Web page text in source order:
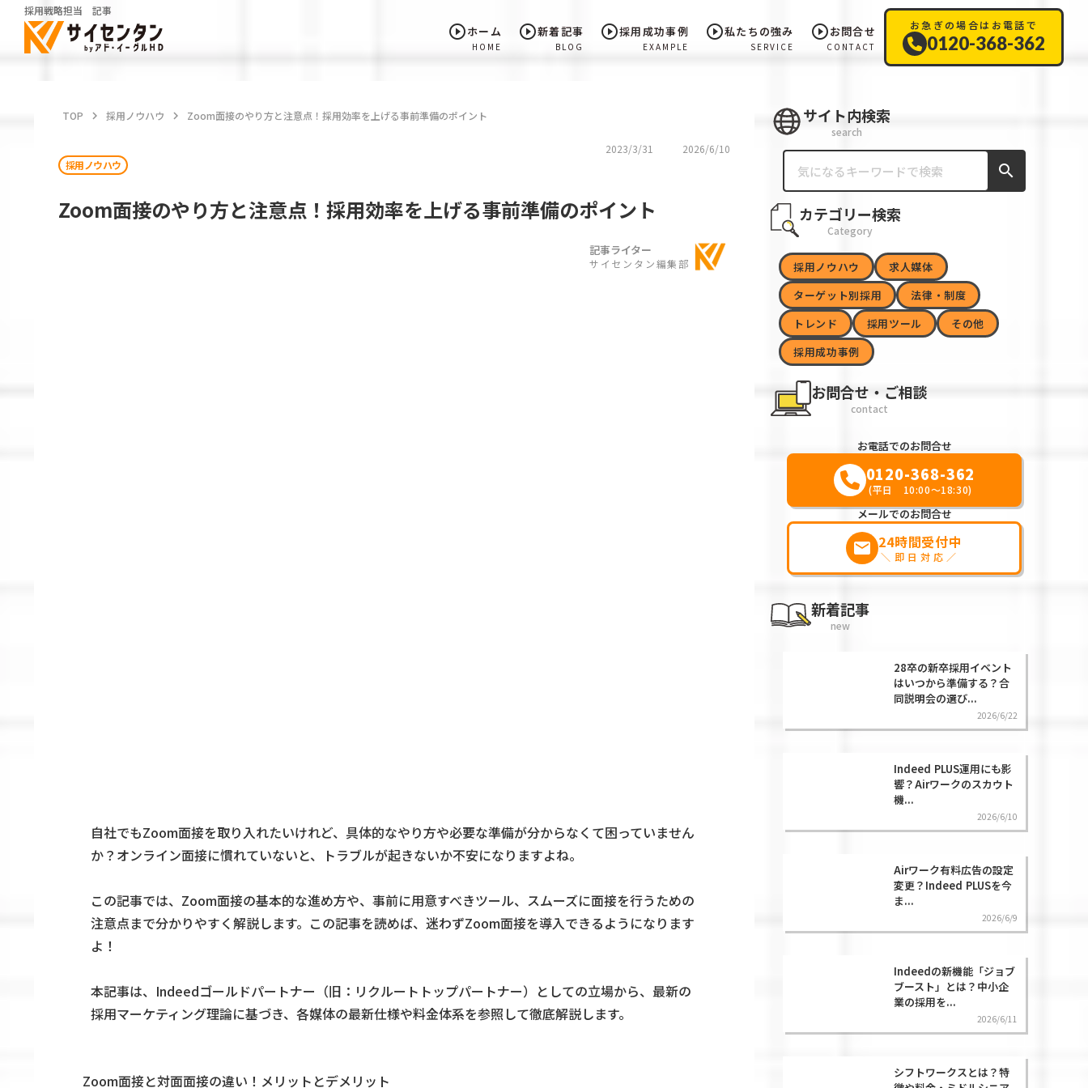
play_circle_outlineホーム
HOME
play_circle_outline新着記事
BLOG
play_circle_outline採用成功事例
EXAMPLE
play_circle_outline私たちの強み
SERVICE
play_circle_outlineお問合せ
CONTACT
お急ぎの場合はお電話で
0120-368-362
TOP keyboard_arrow_right 採用ノウハウ keyboard_arrow_right Zoom面接のやり方と注意点！採用効率を上げる事前準備のポイント
2023/3/31
2026/6/10
採用ノウハウ
Zoom面接のやり方と注意点！採用効率を上げる事前準備のポイント
記事ライター
サイセンタン編集部
自社でもZoom面接を取り入れたいけれど、具体的なやり方や必要な準備が分からなくて困っていません
か？オンライン面接に慣れていないと、トラブルが起きないか不安になりますよね。
この記事では、Zoom面接の基本的な進め方や、事前に用意すべきツール、スムーズに面接を行うための
注意点まで分かりやすく解説します。この記事を読めば、迷わずZoom面接を導入できるようになります
よ！
本記事は、Indeedゴールドパートナー（旧：リクルートトップパートナー）としての立場から、最新の
採用マーケティング理論に基づき、各媒体の最新仕様や料金体系を参照して徹底解説します。
Zoom面接と対面面接の違い！メリットとデメリット
サイト内検索
search
search
カテゴリー検索
Category
採用ノウハウ
求人媒体
ターゲット別採用
法律・制度
トレンド
採用ツール
その他
採用成功事例
お問合せ・ご相談
contact
お電話でのお問合せ
0120-368-362
(平日 10:00～18:30)
メールでのお問合せ
markunread 24時間受付中
＼即日対応／
新着記事
new
28卒の新卒採用イベント
はいつから準備する？合
同説明会の選び...
2026/6/22
Indeed PLUS運用にも影
響？Airワークのスカウト
機...
2026/6/10
Airワーク有料広告の設定
変更？Indeed PLUSを今
ま...
2026/6/9
Indeedの新機能「ジョブ
ブースト」とは？中小企
業の採用を...
2026/6/11
シフトワークスとは？特
採用戦略担当 記事